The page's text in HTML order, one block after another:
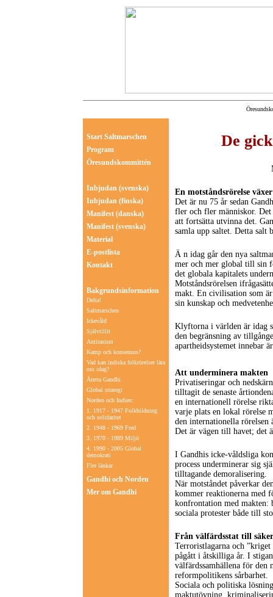
Start Saltmarschen
Program
Öresundskommittén
Inbjudan (svenska)
Inbjudan (finska)
Manifest (danska)
Manifest (svenska)
Material
E-postlista
Kontakt
Bakgrundsinformation
Delta!
Saltmarschen
Ickevåld
Självtillit
Antirasism
Kamp och konsensus?
Vad kan indiska folkrörelser lära
oss idag?
Återta Gandhi
Global strategi
Norden och Indien:
1. 1917 - 1947 Folkbildning
och solidaritet
2. 1948 - 1969 Fred
3. 1970 - 1989 Miljö
4. 1990 - 2005 Global
demokrati
Fler länkar
Gandhi och Norden
Mer om Gandhi
De
En motståndsrörelse
Det är nu 75 år sedan
fler och fler människor.
att fortsätta utvinna det.
samla upp saltet. Detta
Ä n idag går den nya
mer och mer global till sin
det globala kapitalets
Motståndsrörelsen
makt. En civilisation som
sin kunskap och
Klyftorna i världen är idag
den begränsning av
apartheidsystemet innebar
Att underminera makten
Privatiseringar och
tilltagit de senaste
en internationell rörelse
varje plats en lokal rörelse
den internationella rörelsen
Det är vägen till havet; det
I Gandhis icke-våldsliga
process underminerar sig
tilltagande demoralisering.
När motståndet påverkar
kommer reaktionerna med
konfrontation med makten:
sociala protester både till
Från välfärdsstat till
Terroristlagarna och
pågått i åtskilliga år. I
välfärdssamhällena för den
reformpolitikens sårbarhet.
Sociala och politiska
maktutövning,